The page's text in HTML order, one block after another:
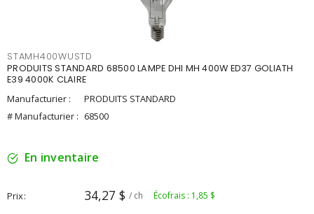
STAMH400WUSTD
PRODUITS STANDARD 68500 LAMPE DHI MH 400W ED37 GOLIATH
E39 4000K CLAIRE
Manufacturier :
PRODUITS STANDARD
# Manufacturier : 68500
En inventaire
Prix 34,27 $ / ch Écofrais : 1,85 $